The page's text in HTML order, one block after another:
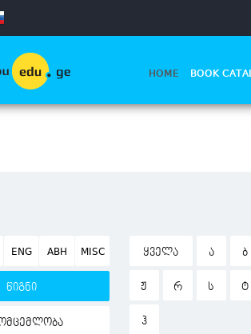
HOME BOOK
ENG ABH MISC
წიგნი
ᲧᲕᲔᲚᲐ Ა Ბ
Ჟ Რ Ს Ტ
Ჰ